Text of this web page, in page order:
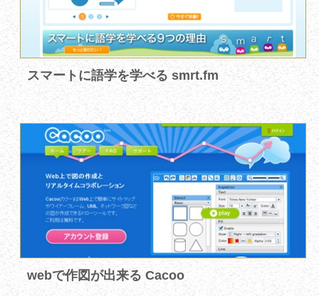
スマートに語学を学べる smrt.fm
webで作図が出来る Cacoo